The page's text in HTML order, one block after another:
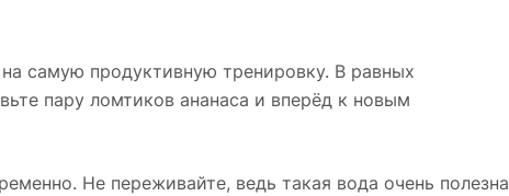
самую продуктивную тренировку. В равных
пару ломтиков ананаса и вперёд к новым
Не переживайте, ведь такая вода очень полезна